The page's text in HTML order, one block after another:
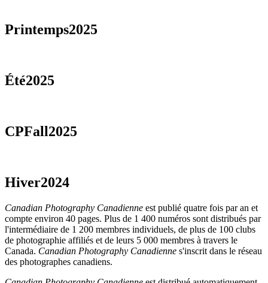
Printemps2025
Été2025
CPFall2025
Hiver2024
Canadian Photography Canadienne est publié quatre fois par an et
compte environ 40 pages. Plus de 1 400 numéros sont distribués par
l'intermédiaire de 1 200 membres individuels, de plus de 100 clubs
de photographie affiliés et de leurs 5 000 membres à travers le
Canada. Canadian Photography Canadienne s'inscrit dans le réseau
des photographes canadiens.